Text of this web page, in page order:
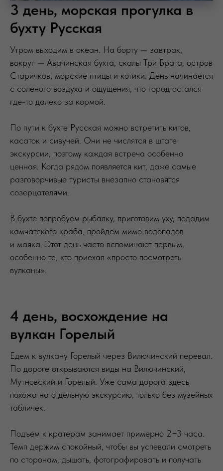
3 день, морская прогулка в
бухту Русская
Утром выходим в океан. На борту — завтрак,
вокруг — Авачинская бухта, скалы Три Брата, остров
Старичков, морские птицы и котики. День начинается
с соленого воздуха и ощущения, что город остался
где-то далеко за кормой.
По пути к бухте Русская можно встретить китов,
касаток и сивучей. Они не числятся в штате
экскурсии, поэтому каждая встреча особенно
ценная. Когда рядом появляется кит, даже самые
разговорчивые туристы внезапно становятся
созерцателями.
В бухте попробуем рыбалку, приготовим уху, подадим
камчатского краба, пройдем мимо водопадов
и маяка. Этот день часто вспоминают первым,
особенно те, кто приехал «просто посмотреть
вулканы».
4 день, восхождение на
вулкан Горелый
Едем к вулкану Горелый через Вилючинский перевал.
По дороге открываются виды на Вилючинский,
Мутновский и Горелый. Уже сама дорога здесь
похожа на отдельную экскурсию, только без музейных
табличек.
Подъем к кратерам занимает примерно 2−3 часа.
Темп держим спокойный, чтобы вы успевали смотреть
по сторонам, дышать, фотографировать и получать